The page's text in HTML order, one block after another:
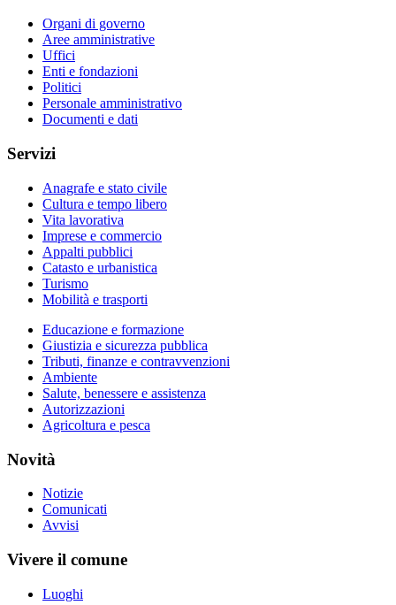
Organi di governo
Aree amministrative
Uffici
Enti e fondazioni
Politici
Personale amministrativo
Documenti e dati
Servizi
Anagrafe e stato civile
Cultura e tempo libero
Vita lavorativa
Imprese e commercio
Appalti pubblici
Catasto e urbanistica
Turismo
Mobilità e trasporti
Educazione e formazione
Giustizia e sicurezza pubblica
Tributi, finanze e contravvenzioni
Ambiente
Salute, benessere e assistenza
Autorizzazioni
Agricoltura e pesca
Novità
Notizie
Comunicati
Avvisi
Vivere il comune
Luoghi